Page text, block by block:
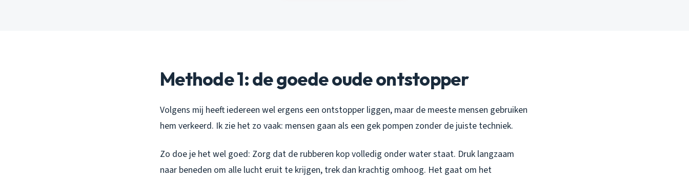
Methode 1: de goede oude ontstopper
Volgens mij heeft iedereen wel ergens een ontstopper liggen, maar de meeste mensen gebruiken
hem verkeerd. Ik zie het zo vaak: mensen gaan als een gek pompen zonder de juiste techniek.
Zo doe je het wel goed: Zorg dat de rubberen kop volledig onder water staat. Druk langzaam
naar beneden om alle lucht eruit te krijgen, trek dan krachtig omhoog. Het gaat om het